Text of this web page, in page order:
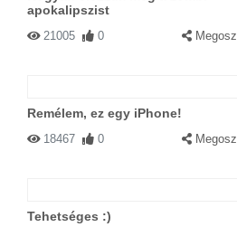
apokalipszist
21005 0
Remélem, ez egy iPhone!
18467 0
Tehetséges :)